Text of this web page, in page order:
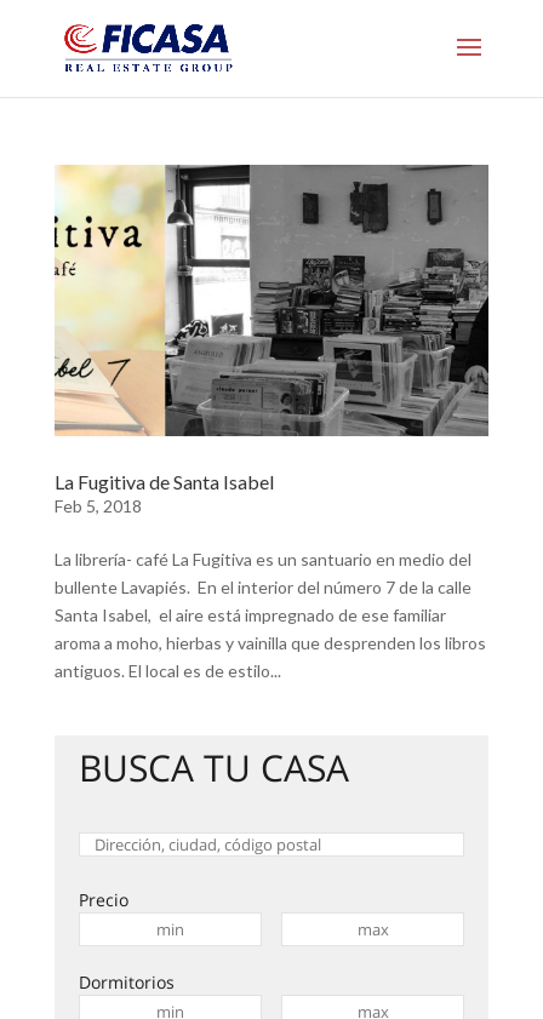
La Fugitiva de Santa Isabel
Feb 5, 2018
La librería- café La Fugitiva es un santuario en medio del
bullente Lavapiés. En el interior del número 7 de la calle
Santa Isabel, el aire está impregnado de ese familiar
aroma a moho, hierbas y vainilla que desprenden los libros
antiguos. El local es de estilo...
BUSCA TU CASA
Precio
Dormitorios